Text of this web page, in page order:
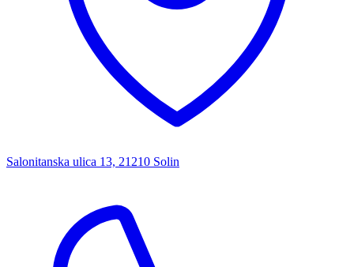
Salonitanska ulica 13, 21210 Solin